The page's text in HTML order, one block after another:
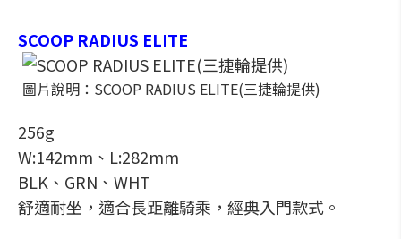
SCOOP RADIUS ELITE
圖片說明：SCOOP RADIUS ELITE(三捷輪提供)
256g
W:142mm、L:282mm
BLK、GRN、WHT
舒適耐坐，適合長距離騎乘，經典入門款式。